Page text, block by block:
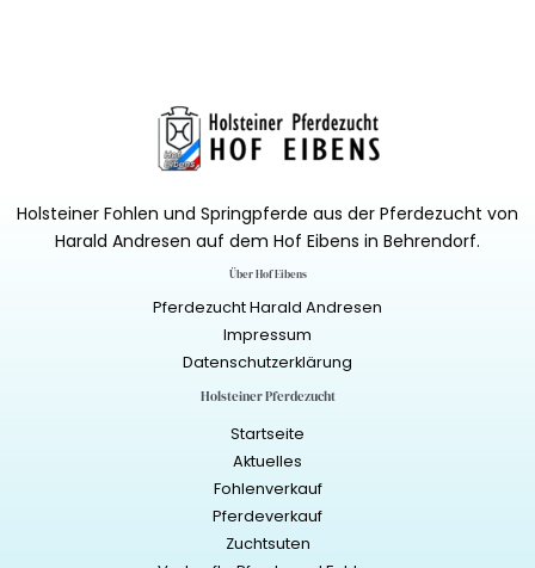
Holsteiner Fohlen und Springpferde aus der Pferdezucht von
Harald Andresen auf dem Hof Eibens in Behrendorf.
Über Hof Eibens
Pferdezucht Harald Andresen
Impressum
Datenschutzerklärung
Holsteiner Pferdezucht
Startseite
Aktuelles
Fohlenverkauf
Pferdeverkauf
Zuchtsuten